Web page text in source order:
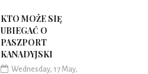
KTO MOŻE SIĘ
UBIEGAĆ O
PASZPORT
KANADYJSKI
Wednesday, 17 May,